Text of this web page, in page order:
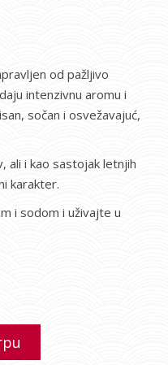
od pažljivo
intenzivnu aromu i
sočan i osvežavajuć,
ali i kao sastojak letnjih
karakter.
i sodom i uživajte u